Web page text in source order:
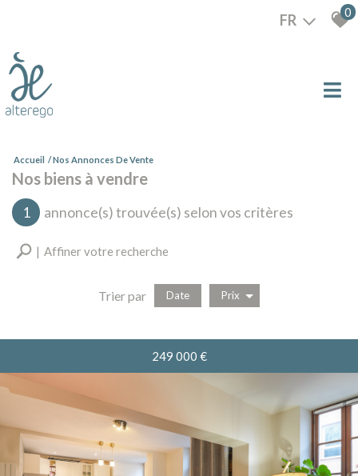
FR 0
Accueil Nos Annonces De Vente
Nos biens à vendre
1 annonce(s) trouvée(s) selon vos critères
Affiner votre recherche
Trier par Date Prix
249 000 €